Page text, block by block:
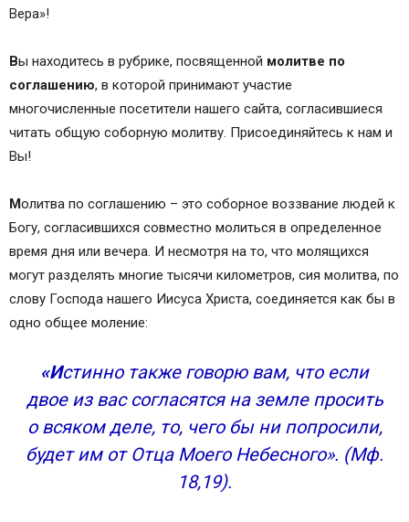
Вера»!
Вы находитесь в рубрике, посвященной молитве по
соглашению, в которой принимают участие
многочисленные посетители нашего сайта, согласившиеся
читать общую соборную молитву. Присоединяйтесь к нам и
Вы!
Молитва по соглашению – это соборное воззвание людей к
Богу, согласившихся совместно молиться в определенное
время дня или вечера. И несмотря на то, что молящихся
могут разделять многие тысячи километров, сия молитва, по
слову Господа нашего Иисуса Христа, соединяется как бы в
одно общее моление:
«Истинно также говорю вам, что если
двое из вас согласятся на земле просить
о всяком деле, то, чего бы ни попросили,
будет им от Отца Моего Небесного». (Мф.
18,19).